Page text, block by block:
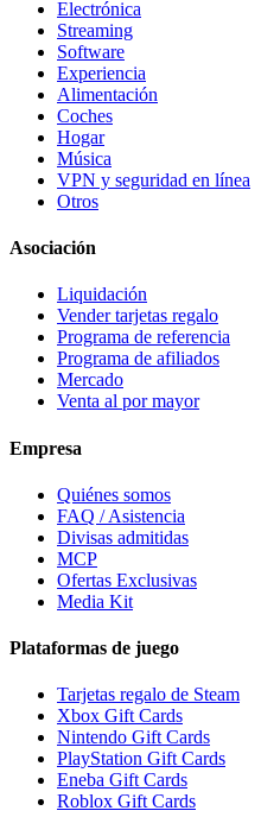
Electrónica
Streaming
Software
Experiencia
Alimentación
Coches
Hogar
Música
VPN y seguridad en línea
Otros
Asociación
Liquidación
Vender tarjetas regalo
Programa de referencia
Programa de afiliados
Mercado
Venta al por mayor
Empresa
Quiénes somos
FAQ / Asistencia
Divisas admitidas
MCP
Ofertas Exclusivas
Media Kit
Plataformas de juego
Tarjetas regalo de Steam
Xbox Gift Cards
Nintendo Gift Cards
PlayStation Gift Cards
Eneba Gift Cards
Roblox Gift Cards